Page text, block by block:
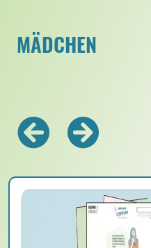
MÄDCHEN
Zurück